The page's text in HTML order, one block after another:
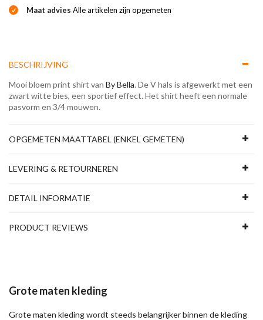
Maat advies Alle artikelen zijn opgemeten
BESCHRIJVING
Mooi bloem print shirt van By Bella. De V hals is afgewerkt met een
zwart witte bies, een sportief effect. Het shirt heeft een normale
pasvorm en 3/4 mouwen.
OPGEMETEN MAATTABEL (ENKEL GEMETEN)
LEVERING & RETOURNEREN
DETAIL INFORMATIE
PRODUCT REVIEWS
Grote maten kleding
Grote maten kleding wordt steeds belangrijker binnen de kleding